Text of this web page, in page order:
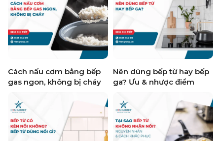
Cách nấu cơm bằng bếp
gas ngon, không bị cháy
Nên dùng bếp từ hay bếp
ga? Ưu & nhược điểm